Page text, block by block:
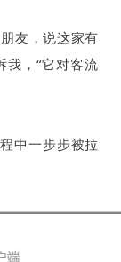
友，说这家有
我，“它对客流
中一步步被拉